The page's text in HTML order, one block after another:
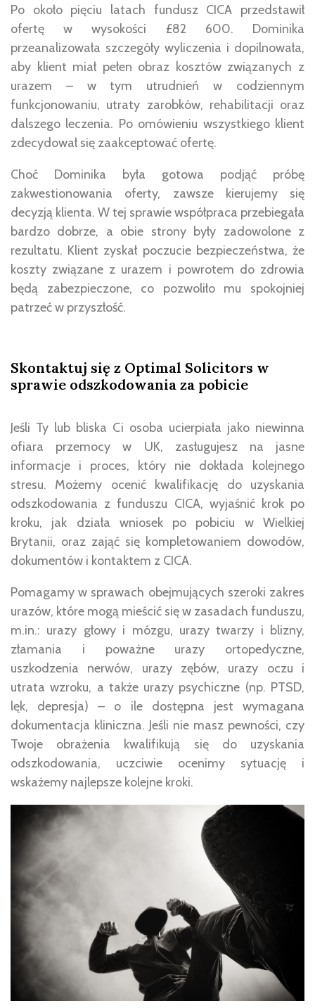
Po około pięciu latach fundusz CICA przedstawił
ofertę w wysokości £82 600. Dominika
przeanalizowała szczegóły wyliczenia i dopilnowała,
aby klient miał pełen obraz kosztów związanych z
urazem – w tym utrudnień w codziennym
funkcjonowaniu, utraty zarobków, rehabilitacji oraz
dalszego leczenia. Po omówieniu wszystkiego klient
zdecydował się zaakceptować ofertę.
Choć Dominika była gotowa podjąć próbę
zakwestionowania oferty, zawsze kierujemy się
decyzją klienta. W tej sprawie współpraca przebiegała
bardzo dobrze, a obie strony były zadowolone z
rezultatu. Klient zyskał poczucie bezpieczeństwa, że
koszty związane z urazem i powrotem do zdrowia
będą zabezpieczone, co pozwoliło mu spokojniej
patrzeć w przyszłość.
Skontaktuj się z Optimal Solicitors w
sprawie odszkodowania za pobicie
Jeśli Ty lub bliska Ci osoba ucierpiała jako niewinna
ofiara przemocy w UK, zasługujesz na jasne
informacje i proces, który nie dokłada kolejnego
stresu. Możemy ocenić kwalifikację do uzyskania
odszkodowania z funduszu CICA, wyjaśnić krok po
kroku, jak działa wniosek po pobiciu w Wielkiej
Brytanii, oraz zająć się kompletowaniem dowodów,
dokumentów i kontaktem z CICA.
Pomagamy w sprawach obejmujących szeroki zakres
urazów, które mogą mieścić się w zasadach funduszu,
m.in.: urazy głowy i mózgu, urazy twarzy i blizny,
złamania i poważne urazy ortopedyczne,
uszkodzenia nerwów, urazy zębów, urazy oczu i
utrata wzroku, a także urazy psychiczne (np. PTSD,
lęk, depresja) – o ile dostępna jest wymagana
dokumentacja kliniczna. Jeśli nie masz pewności, czy
Twoje obrażenia kwalifikują się do uzyskania
odszkodowania, uczciwie ocenimy sytuację i
wskażemy najlepsze kolejne kroki.